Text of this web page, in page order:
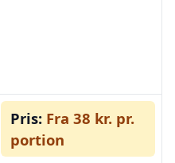
Pris: Fra 38 kr. pr.
portion